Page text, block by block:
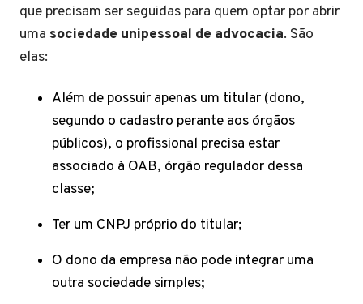
que precisam ser seguidas para quem optar por abrir
uma sociedade unipessoal de advocacia. São
elas:
Além de possuir apenas um titular (dono,
segundo o cadastro perante aos órgãos
públicos), o profissional precisa estar
associado à OAB, órgão regulador dessa
classe;
Ter um CNPJ próprio do titular;
O dono da empresa não pode integrar uma
outra sociedade simples;